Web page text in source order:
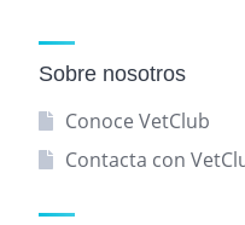
Sobre nosotros
Conoce VetClub
Contacta con